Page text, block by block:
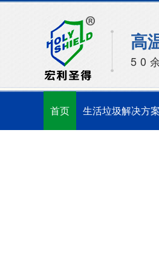
高
50
首页 生活垃圾解决方案